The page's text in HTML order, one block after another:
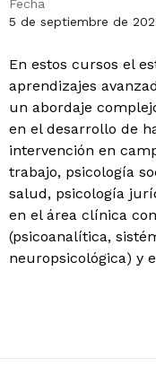
Fecha
5 de septiembre de
En estos cursos el
aprendizajes
un abordaje
en el desarrollo de
intervención en
trabajo, psicología
salud, psicología
en el área clínica
(psicoanalítica,
neuropsicológica) y